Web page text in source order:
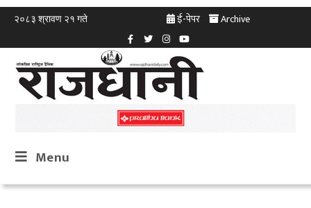
२०८३ श्रावण २१ गते ई-पेपर Archive
Menu